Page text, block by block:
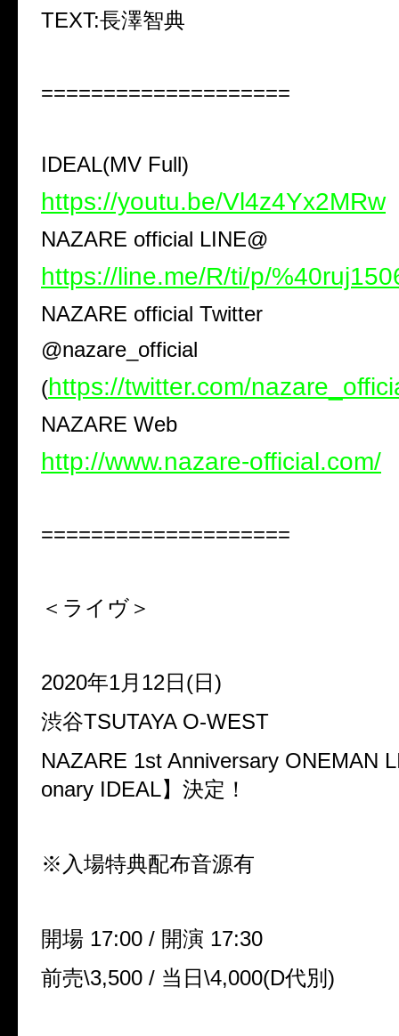
TEXT:長澤智典
====================
IDEAL(MV Full)
https://youtu.be/Vl4z4Yx2MRw
NAZARE official LINE@
https://line.me/R/ti/p/
NAZARE official Twitter
@nazare_official
(https://twitter.com/
NAZARE Web
http://www.nazare-official.com/
====================
＜ライヴ＞
2020年1月 12日 (日 )
渋谷TSUTAYA O-WEST
NAZARE 1st Anniversary ONEMAN
onary IDEAL】決定！
※ 入場特典配布音源有
開場 17:00 / 開演 17:30
前売\3,500 / 当日 \4,000(D代別 )